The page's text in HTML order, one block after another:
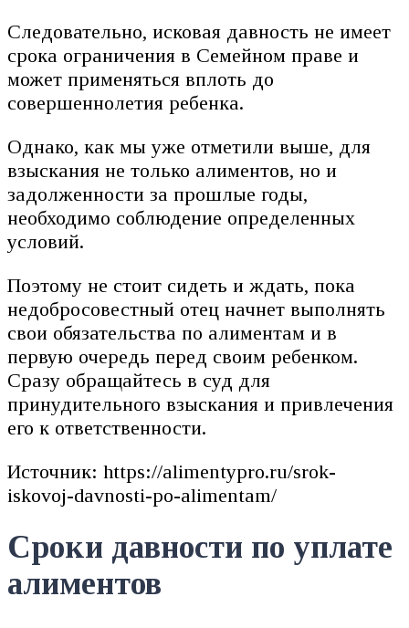
Следовательно, исковая давность не имеет
срока ограничения в Семейном праве и
может применяться вплоть до
совершеннолетия ребенка.
Однако, как мы уже отметили выше, для
взыскания не только алиментов, но и
задолженности за прошлые годы,
необходимо соблюдение определенных
условий.
Поэтому не стоит сидеть и ждать, пока
недобросовестный отец начнет выполнять
свои обязательства по алиментам и в
первую очередь перед своим ребенком.
Сразу обращайтесь в суд для
принудительного взыскания и привлечения
его к ответственности.
Источник: https://alimentypro.ru/srok-
iskovoj-davnosti-po-alimentam/
Сроки давности по уплате
алиментов